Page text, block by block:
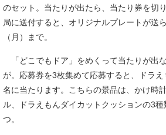
のセット。当たりが出たら、当たり券を切
局に送付すると、オリジナルプレートが送
（月）まで。
「どこでもドア」をめくって当たりが出
が。応募券を3枚集めて応募すると、ドラ
名に当たります。こちらの景品は、かけ時
ル、ドラえもんダイカットクッションの3
つ。